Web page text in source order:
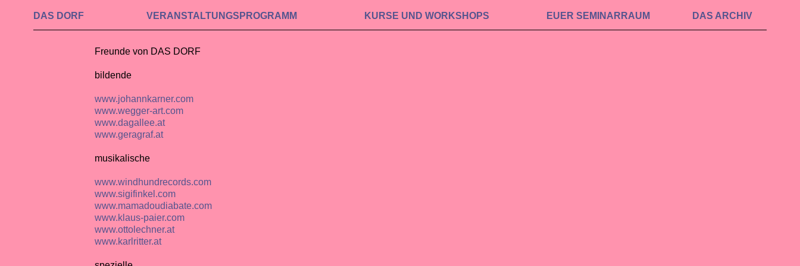
DAS DORF VERAN­STALTUNGS­PROGRAMM KURSE UND WORKSHOPS EUER SEMINAR­RAUM DAS ARCHIV
Freunde von DAS DORF
bildende
www.johannkarner.com
www.wegger-art.com
www.dagallee.at
www.geragraf.at
musikalische
www.windhundrecords.com
www.sigifinkel.com
www.mamadoudiabate.com
www.klaus-paier.com
www.ottolechner.at
www.karlritter.at